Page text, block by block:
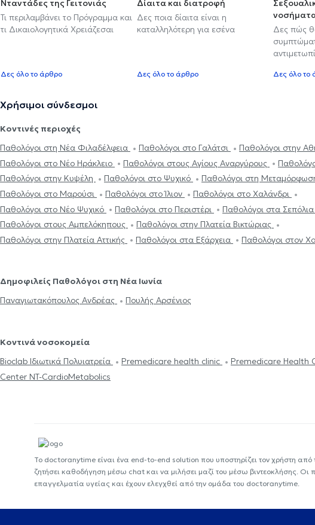
Νταντάδες της Γειτονιάς
Τι περιλαμβάνει το Πρόγραμμα και
τι Δικαιολογητικά Χρειάζεσαι
Δες όλο το άρθρο
Δίαιτα και διατροφή
Δες ποια δίαιτα είναι η
καταλληλότερη για εσένα
Δες όλο το άρθρο
Δες πώς
Δες όλο το
Χρήσιμοι σύνδεσμοι
Κοντινές περιοχές
Παθολόγοι στη Νέα Φιλαδέλφεια
Παθολόγοι στο Γαλάτσι
Παθολόγοι στην
Παθολόγοι στο Νέο Ηράκλειο
Παθολόγοι στους Αγίους Αναργύρους
Παθολόγοι στην Κυψέλη
Παθολόγοι στο Ψυχικό
Παθολόγοι στη
Παθολόγοι στο Μαρούσι
Παθολόγοι στο Ίλιον
Παθολόγοι στο Χαλάνδρι
Παθολόγοι στο Νέο Ψυχικό
Παθολόγοι στο Περιστέρι
Παθολόγοι στα Σεπόλια
Παθολόγοι στους Αμπελόκηπους
Παθολόγοι στην Πλατεία Βικτώριας
Παθολόγοι στην Πλατεία Αττικής
Παθολόγοι στα Εξάρχεια Παθολόγοι στον
Δημοφιλείς Παθολόγοι στη Νέα Ιωνία
Παναγιωτακόπουλος Ανδρέας
Πουλής Αρσένιος
Κοντινά νοσοκομεία
Bioclab Ιδιωτικά Πολυιατρεία
Premedicare health clinic Premedicare Health
Center NT-CardioMetabolics
Το doctoranytime είναι ένα end-to-end solution που υποστηρίζει τον χρήστη από
ζητήσει καθοδήγηση μέσω chat και να μιλήσει μαζί του μέσω βιντεοκλήσης.
επαγγελματία υγείας και έχουν ελεγχθεί από την ομάδα του doctoranytime.